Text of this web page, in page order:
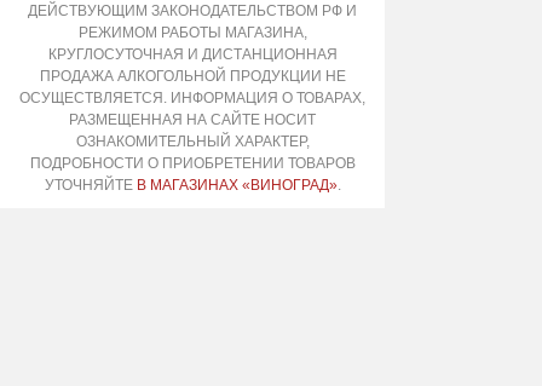
ДЕЙСТВУЮЩИМ ЗАКОНОДАТЕЛЬСТВОМ РФ И
РЕЖИМОМ РАБОТЫ МАГАЗИНА,
КРУГЛОСУТОЧНАЯ И ДИСТАНЦИОННАЯ
ПРОДАЖА АЛКОГОЛЬНОЙ ПРОДУКЦИИ НЕ
ОСУЩЕСТВЛЯЕТСЯ. ИНФОРМАЦИЯ О ТОВАРАХ,
РАЗМЕЩЕННАЯ НА САЙТЕ НОСИТ
ОЗНАКОМИТЕЛЬНЫЙ ХАРАКТЕР,
ПОДРОБНОСТИ О ПРИОБРЕТЕНИИ ТОВАРОВ
УТОЧНЯЙТЕ В МАГАЗИНАХ «ВИНОГРАД».